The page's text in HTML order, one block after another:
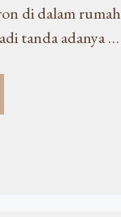
di dalam rumah
tanda adanya …